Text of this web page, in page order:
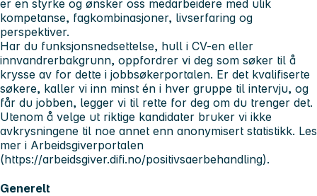
er en styrke og ønsker oss medarbeidere med ulik
kompetanse, fagkombinasjoner, livserfaring og
perspektiver.
Har du funksjonsnedsettelse, hull i CV-en eller
innvandrerbakgrunn, oppfordrer vi deg som søker til å
krysse av for dette i jobbsøkerportalen. Er det kvalifiserte
søkere, kaller vi inn minst én i hver gruppe til intervju, og
får du jobben, legger vi til rette for deg om du trenger det.
Utenom å velge ut riktige kandidater bruker vi ikke
avkrysningene til noe annet enn anonymisert statistikk. Les
mer i Arbeidsgiverportalen
(https://arbeidsgiver.difi.no/positivsaerbehandling).
Generelt